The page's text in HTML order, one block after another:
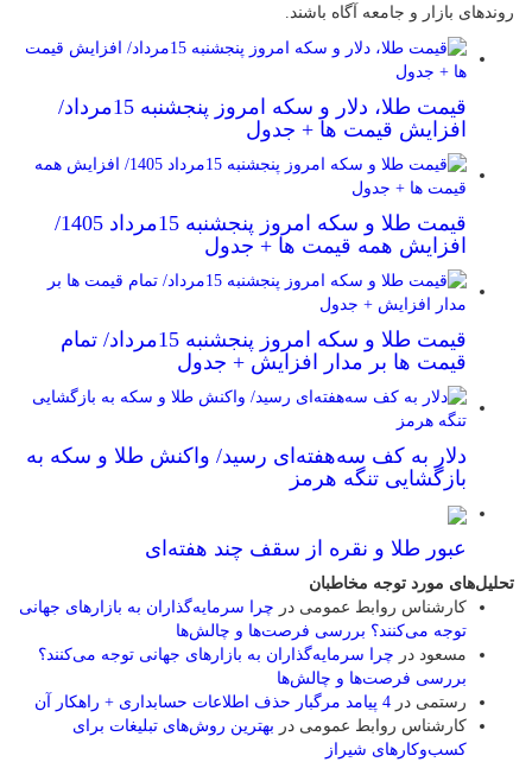
روندهای بازار و جامعه آگاه باشند.
قیمت طلا، دلار و سکه امروز پنجشنبه 15مرداد/
افزایش قیمت ها + جدول
قیمت طلا و سکه امروز پنجشنبه 15مرداد 1405/
افزایش همه قیمت ها + جدول
قیمت طلا و سکه امروز پنجشنبه 15مرداد/ تمام
قیمت ها بر مدار افزایش + جدول
دلار به کف سه‌هفته‌ای رسید/ واکنش طلا و سکه به
بازگشایی تنگه هرمز
عبور طلا و نقره از سقف چند هفته‌ای
تحلیل‌های مورد توجه مخاطبان
کارشناس روابط عمومی در چرا سرمایه‌گذاران به بازارهای جهانی
توجه می‌کنند؟ بررسی فرصت‌ها و چالش‌ها
مسعود در چرا سرمایه‌گذاران به بازارهای جهانی توجه می‌کنند؟
بررسی فرصت‌ها و چالش‌ها
رستمی در 4 پیامد مرگبار حذف اطلاعات حسابداری + راهکار آن
کارشناس روابط عمومی در بهترین روش‌های تبلیغات برای
کسب‌وکارهای شیراز